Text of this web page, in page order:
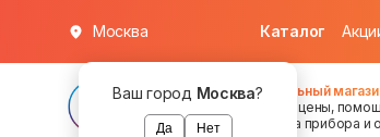
Ваш город Москва?
Да Нет
Москва Каталог
Федеральный
хорошие цены,
установка прибора и
в наличии
в наличии